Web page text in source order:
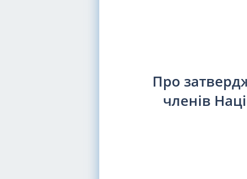
Про
членів